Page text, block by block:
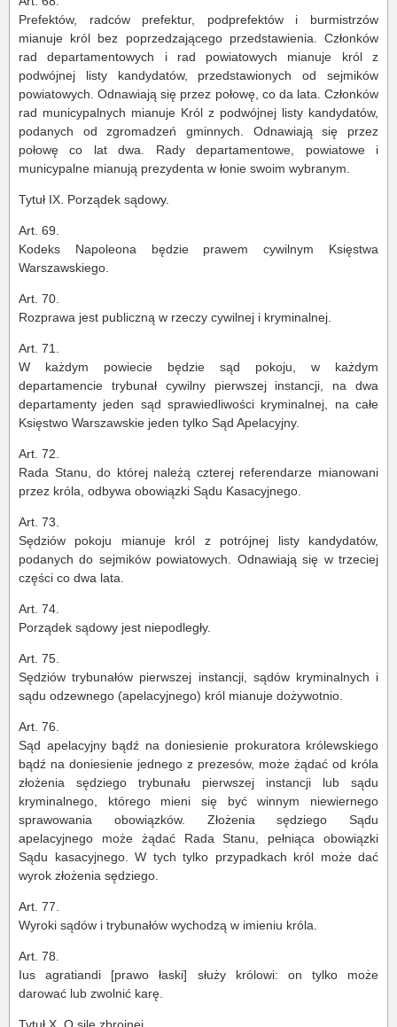
Prefektów, radców prefektur, podprefektów i burmistrzów
mianuje król bez poprzedzającego przedstawienia. Członków
rad departamentowych i rad powiatowych mianuje król z
podwójnej listy kandydatów, przedstawionych od sejmików
powiatowych. Odnawiają się przez połowę, co da lata. Członków
rad municypalnych mianuje Król z podwójnej listy kandydatów,
podanych od zgromadzeń gminnych. Odnawiają się przez
połowę co lat dwa. Rady departamentowe, powiatowe i
municypalne mianują prezydenta w łonie swoim wybranym.
Tytuł IX. Porządek sądowy.
Art. 69.
Kodeks Napoleona będzie prawem cywilnym Księstwa
Warszawskiego.
Art. 70.
Rozprawa jest publiczną w rzeczy cywilnej i kryminalnej.
Art. 71.
W każdym powiecie będzie sąd pokoju, w każdym
departamencie trybunał cywilny pierwszej instancji, na dwa
departamenty jeden sąd sprawiedliwości kryminalnej, na całe
Księstwo Warszawskie jeden tylko Sąd Apelacyjny.
Art. 72.
Rada Stanu, do której należą czterej referendarze mianowani
przez króla, odbywa obowiązki Sądu Kasacyjnego.
Art. 73.
Sędziów pokoju mianuje król z potrójnej listy kandydatów,
podanych do sejmików powiatowych. Odnawiają się w trzeciej
części co dwa lata.
Art. 74.
Porządek sądowy jest niepodległy.
Art. 75.
Sędziów trybunałów pierwszej instancji, sądów kryminalnych i
sądu odzewnego (apelacyjnego) król mianuje dożywotnio.
Art. 76.
Sąd apelacyjny bądź na doniesienie prokuratora królewskiego
bądź na doniesienie jednego z prezesów, może żądać od króla
złożenia sędziego trybunału pierwszej instancji lub sądu
kryminalnego, którego mieni się być winnym niewiernego
sprawowania obowiązków. Złożenia sędziego Sądu
apelacyjnego może żądać Rada Stanu, pełniąca obowiązki
Sądu kasacyjnego. W tych tylko przypadkach król może dać
wyrok złożenia sędziego.
Art. 77.
Wyroki sądów i trybunałów wychodzą w imieniu króla.
Art. 78.
Ius agratiandi [prawo łaski] służy królowi: on tylko może
darować lub zwolnić karę.